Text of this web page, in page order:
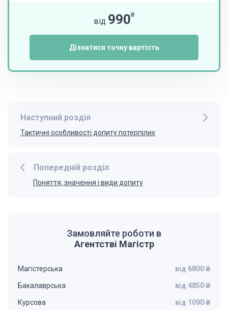
від 990₴
Дізнатися точну вартість
Попередній розділ
Поняття, значення і види допиту
Наступний розділ
Тактичні особливості допиту потерпілих
Замовляйте роботи в
Агентстві Магістр
Магістерська від 6800 ₴
Бакалаврська від 4850 ₴
Курсова від 1090 ₴